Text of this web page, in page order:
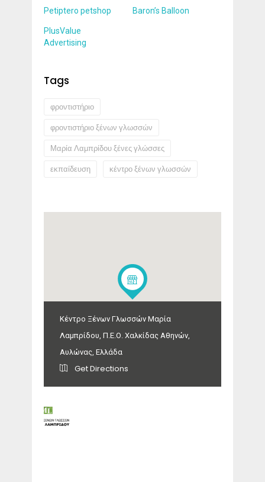
Petiptero petshop Baron’s Balloon
PlusValue
Advertising
Tags
φροντιστήριο
φροντιστήριο ξένων γλωσσών
Μαρία Λαμπρίδου ξένες γλώσσες
εκπαίδευση
κέντρο ξένων γλωσσών
Κέντρο Ξένων Γλωσσών Μαρία
Λαμπρίδου, Π.Ε.Ο. Χαλκίδας Αθηνών,
Αυλώνας, Ελλάδα
Get Directions